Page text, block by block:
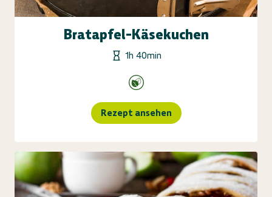
Bratapfel-Käsekuchen
1h 40min
Rezept ansehen